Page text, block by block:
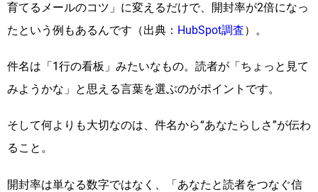
育てるメールのコツ」に変えるだけで、開封率が2倍になっ
たという例もあるんです（出典： HubSpot調査）。
件名は「1行の看板」みたいなもの。読者が「ちょっと見て
みようかな」と思える言葉を選ぶのがポイントです。
そして何よりも大切なのは、件名から“あなたらしさ”が伝わ
ること。
開封率は単なる数字ではなく、「あなたと読者をつなぐ信